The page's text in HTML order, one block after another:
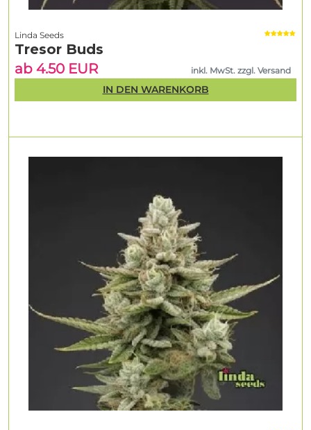
Linda Seeds
Tresor Buds
ab 4.50 EUR
inkl. MwSt. zzgl. Versand
IN DEN WARENKORB